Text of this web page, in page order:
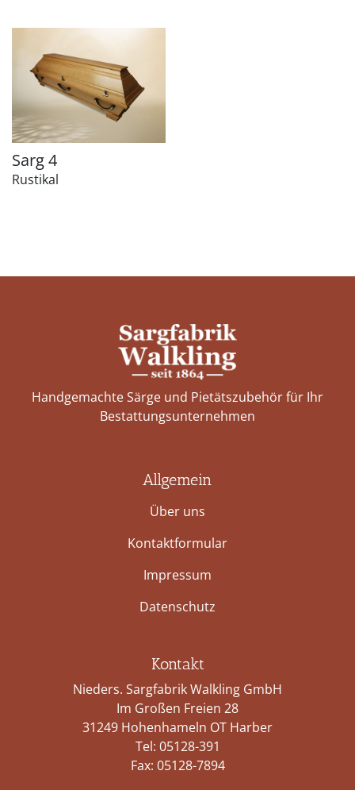
Sarg 4
Rustikal
Handgemachte Särge und Pietätszubehör für Ihr
Bestattungs­unternehmen
Allgemein
Über uns
Kontaktformular
Impressum
Datenschutz
Kontakt
Nieders. Sargfabrik Walkling GmbH
Im Großen Freien 28
31249 Hohenhameln OT Harber
Tel: 05128-391
Fax: 05128-7894